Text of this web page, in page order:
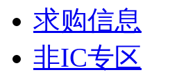
求购信息
非IC专区